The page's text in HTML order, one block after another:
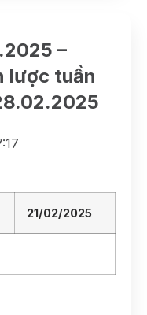
–
lược tuần
21/02/2025